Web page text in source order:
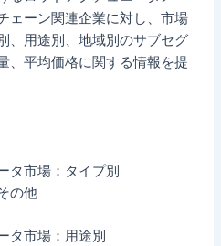
ェーン関連企業に対し、市場
、用途別、地域別のサブセグ
、平均価格に関する情報を提
タ市場：タイプ別
の他
タ市場：用途別